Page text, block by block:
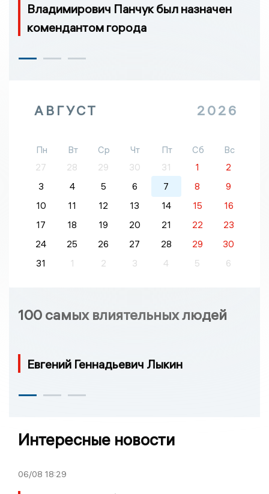
Владимирович Панчук был назначен
комендантом города
АВГУСТ 2026
Пн Вт Ср Чт Пт Сб
Вс
27
28 29 30 31 1
2
3
4 5 6 7 8
9
10
11 12 13 14 15
16
17
18 19 20 21 22
23
24
25 26 27 28 29
30
31
1 2 3 4 5 6
100 самых влиятельных людей
Евгений Геннадьевич Лыкин
Интересные новости
06/08 18:29